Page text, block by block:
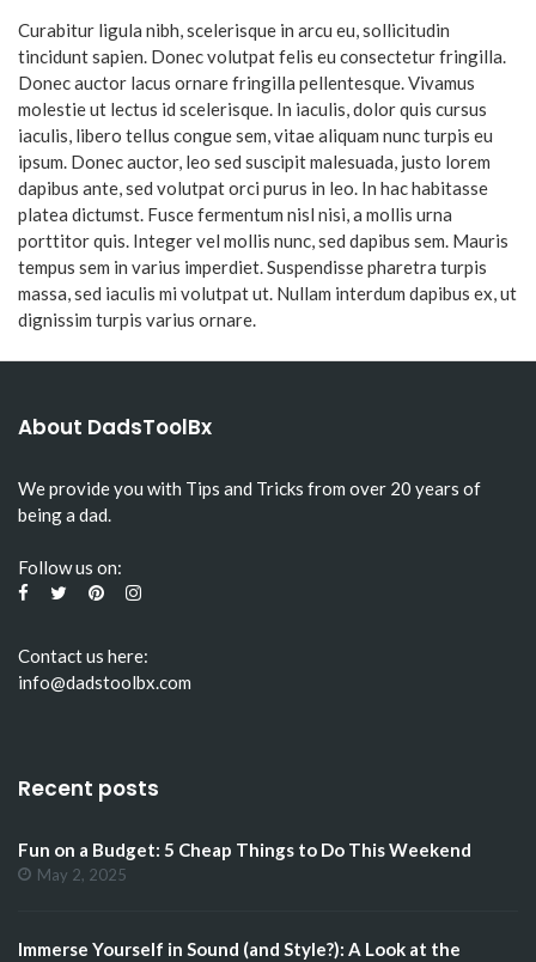
Curabitur ligula nibh, scelerisque in arcu eu, sollicitudin
tincidunt sapien. Donec volutpat felis eu consectetur fringilla.
Donec auctor lacus ornare fringilla pellentesque. Vivamus
molestie ut lectus id scelerisque. In iaculis, dolor quis cursus
iaculis, libero tellus congue sem, vitae aliquam nunc turpis eu
ipsum. Donec auctor, leo sed suscipit malesuada, justo lorem
dapibus ante, sed volutpat orci purus in leo. In hac habitasse
platea dictumst. Fusce fermentum nisl nisi, a mollis urna
porttitor quis. Integer vel mollis nunc, sed dapibus sem. Mauris
tempus sem in varius imperdiet. Suspendisse pharetra turpis
massa, sed iaculis mi volutpat ut. Nullam interdum dapibus ex, ut
dignissim turpis varius ornare.
About DadsToolBx
We provide you with Tips and Tricks from over 20 years of
being a dad.
Follow us on:
Contact us here:
info@dadstoolbx.com
Recent posts
Fun on a Budget: 5 Cheap Things to Do This Weekend
May 2, 2025
Immerse Yourself in Sound (and Style?): A Look at the